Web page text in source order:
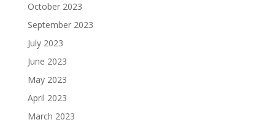
October 2023
September 2023
July 2023
June 2023
May 2023
April 2023
March 2023